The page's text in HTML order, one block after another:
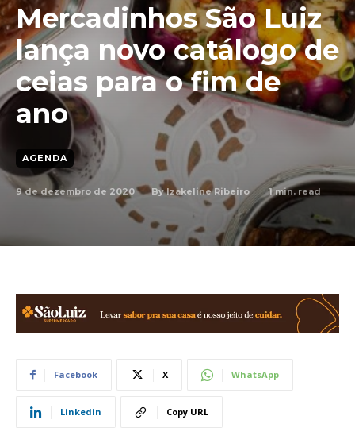
Mercadinhos São Luiz
lança novo catálogo de
ceias para o fim de
ano
AGENDA
9 de dezembro de 2020 By Izakeline Ribeiro 1min. read
Facebook X WhatsApp
Linkedin Copy URL